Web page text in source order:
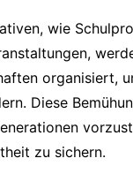
wie
organisiert,
Diese
zu sichern.